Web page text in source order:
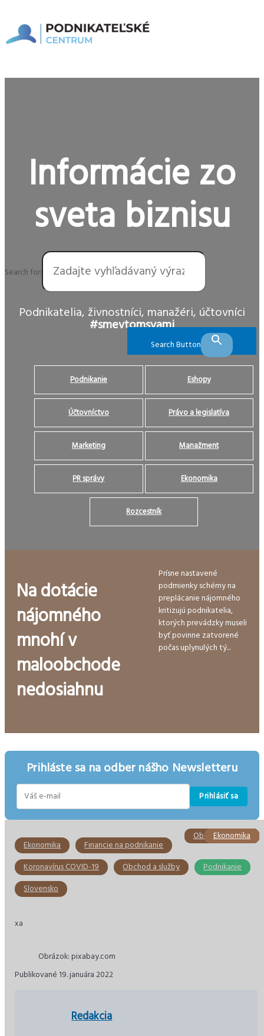
obsah
Menu
Informácie zo
sveta biznisu
Search for:
Search Button
Podnikatelia, živnostníci, manažéri, účtovníci
#smevtomsvami
Podnikanie Eshopy
Účtovníctvo Právo a legislatíva
Marketing Manažment
PR správy Ekonomika
Rozcestník
Na dotácie
nájomného
mnohí v
maloobchode
nedosiahnu
Prísne nastavené
podmienky schémy na
preplácanie nájomného
kritizujú podnikatelia,
ktorých prevádzky museli
byť povinne zatvorené
počas uplynulých tý...
Prihláste sa na odber nášho Newsletteru
Prihlásiť sa
Ekonomika
Financie na podnikanie
Koronavírus COVID-19
Obchod a služby
Podnikanie
Slovensko
xa
Obrázok: pixabay.com
Publikované 19. januára 2022
Redakcia
Obchod a služby
Slovensko
Ekonomika
Ekonomika
Slovensko
Ekonomika